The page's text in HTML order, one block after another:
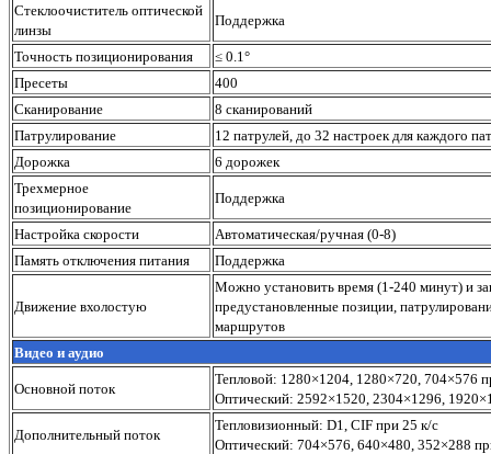
Стеклоочиститель оптической
линзы
Поддержка
Точность позиционирования
≤ 0.1°
Пресеты
400
Сканирование
8 сканирований
Патрулирование
12 патрулей, до 32 настроек для каждого
Дорожка
6 дорожек
Трехмерное
позиционирование
Поддержка
Настройка скорости
Автоматическая/ручная (0-8)
Память отключения питания
Поддержка
Движение вхолостую
Можно установить время (1-240 минут) и
предустановленные позиции,
маршрутов
Видео и аудио
Основной поток
Тепловой: 1280×1204, 1280×720, 704×576
Оптический: 2592×1520, 2304×1296,
Дополнительный поток
Тепловизионный: D1, CIF при 25 к/с
Оптический: 704×576, 640×480, 352×288